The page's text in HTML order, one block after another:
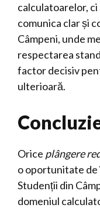
calculatoarelor,
comunica clar și
Câmpeni, unde
respectarea
factor decisiv
ulterioară.
Orice plângere
o oportunitate de
Studenții din
domeniul